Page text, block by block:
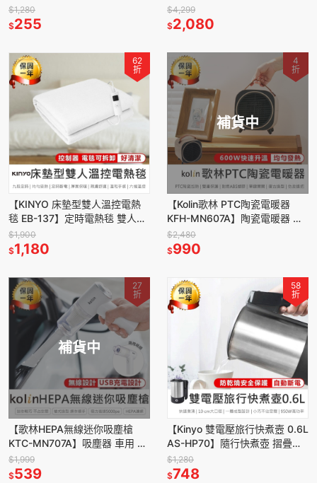
吹風機 沙龍級吹風機
$1,280
$255
機 取暖器 電暖爐 保暖器 暖風扇
$4,299
$2,080
62
折
【KINYO 床墊型雙人溫控電熱
毯 EB-137】定時電熱毯 雙人電
毯 電毯 溫控電熱毯 自動斷電 恆
溫舒適 電熱毯
$1,900
$1,180
補貨中
4
折
【Kolin歌林 PTC陶瓷電暖器
KFH-MN607A】陶瓷電暖器 桌
面暖風機 電暖器 迷你電暖器 暖
風扇 暖風機
$2,480
$990
補貨中
27
折
【歌林HEPA無線迷你吸塵槍
KTC-MN707A】吸塵器 車用 手
持吸塵器 塵螨機 無線吸塵器
USB吸塵器
$1,999
$539
58
折
【Kinyo 雙電壓旅行快煮壼 0.6L
AS-HP70】隨行快煮壺 摺疊防
燙把手 不鏽鋼熱水壺 自動斷電
電熱水壺
$1,280
$748